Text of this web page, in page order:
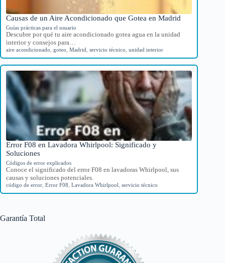
Causas de un Aire Acondicionado que Gotea en Madrid
Guías prácticas para el usuario
Descubre por qué tu aire acondicionado gotea agua en la unidad
interior y consejos para…
aire acondicionado goteo Madrid servicio técnico unidad interior
Error F08 en Lavadora Whirlpool: Significado y
Soluciones
Códigos de error explicados
Conoce el significado del error F08 en lavadoras Whirlpool, sus
causas y soluciones potenciales.
código de error Error F08 Lavadora Whirlpool servicio técnico
Garantía Total